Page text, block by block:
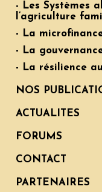
- Les Systèmes
l’agriculture
- La
- La
- La résilience
NOS
ACTUALITES
FORUMS
CONTACT
PARTENAIRES